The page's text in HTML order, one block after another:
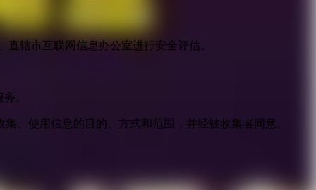
辖市互联网信息办公室进行安全评估。
。
、使用信息的目的、方式和范围，并经被收集者同意。